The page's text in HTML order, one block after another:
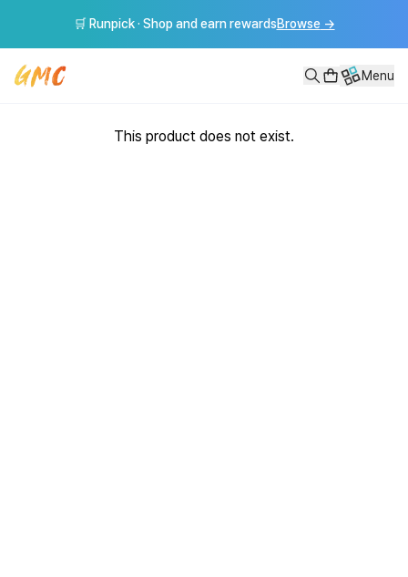
🛒 Runpick · Shop and earn rewardsBrowse →
Menu
This product does not exist.